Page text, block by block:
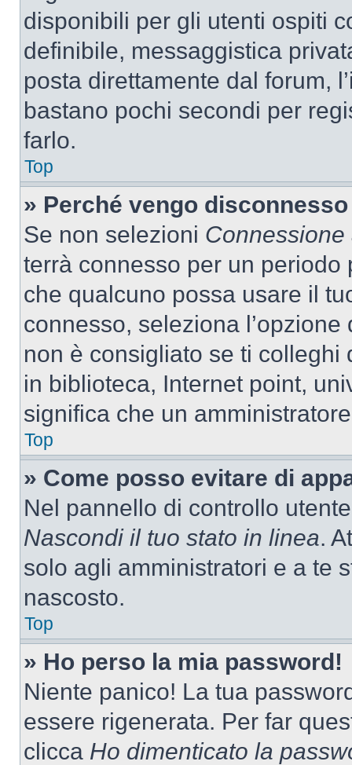
disponibili per gli utenti ospiti
definibile, messaggistica
posta direttamente dal forum,
bastano pochi secondi per
farlo.
Top
» Perché vengo
Se non selezioni
terrà connesso per un
che qualcuno possa usare il
connesso, seleziona
non è consigliato se ti
in biblioteca, Internet point,
significa che un
Top
» Come posso evitare di
Nel pannello di controllo
Nascondi il tuo stato in linea.
solo agli amministratori e a te
nascosto.
Top
» Ho perso la mia password!
Niente panico! La tua
essere rigenerata. Per far
clicca Ho dimenticato la